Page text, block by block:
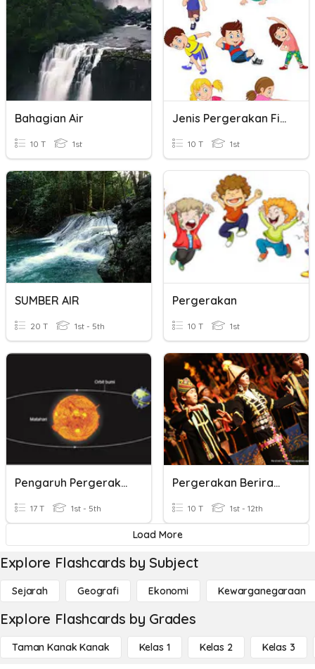
Bahagian Air
10 T 1st
Jenis Pergerakan Fizikal
10 T 1st
SUMBER AIR
20 T 1st - 5th
Pergerakan
10 T 1st
Pengaruh Pergerakan Bumi Terhadap Cuaca Dan Iklim
17 T 1st - 5th
Pergerakan Berirama
10 T 1st - 12th
Load More
Explore Flashcards by Subject
Sejarah Geografi Ekonomi Kewarganegaraan
Explore Flashcards by Grades
Taman Kanak Kanak Kelas 1 Kelas 2 Kelas 3